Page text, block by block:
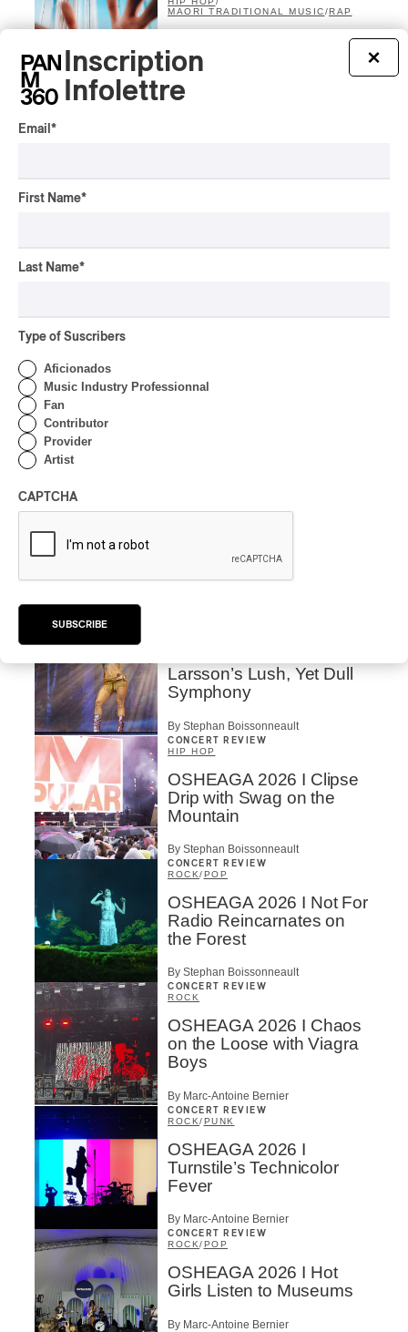
MAORI TRADITIONAL MUSIC/RAP
Rei Speaks About His
‘Haka’ Rap
Story of Sister Zo
CONCERT REVIEW
Our Dreams
COUNTRY POP
Closes Osheaga Wired to
Her Own Heartbeat
Larsson’s Lush, Yet Dull
Symphony
By Stephan Boissonneault
CONCERT REVIEW
HIP HOP
OSHEAGA 2026 I Clipse
Drip with Swag on the
Mountain
By Stephan Boissonneault
CONCERT REVIEW
ROCK/POP
OSHEAGA 2026 I Not For
Radio Reincarnates on
the Forest
By Stephan Boissonneault
CONCERT REVIEW
ROCK
OSHEAGA 2026 I Chaos
on the Loose with Viagra
Boys
By Marc-Antoine Bernier
CONCERT REVIEW
ROCK/PUNK
OSHEAGA 2026 I
Turnstile’s Technicolor
Fever
By Marc-Antoine Bernier
CONCERT REVIEW
ROCK/POP
OSHEAGA 2026 I Hot
Girls Listen to Museums
By Marc-Antoine Bernier
×
Inscription
Infolettre
Email *
First Name*
Last Name*
Type of Suscribers
Aficionados
Music Industry Professionnal
Fan
Contributor
Provider
Artist
CAPTCHA
SUBSCRIBE